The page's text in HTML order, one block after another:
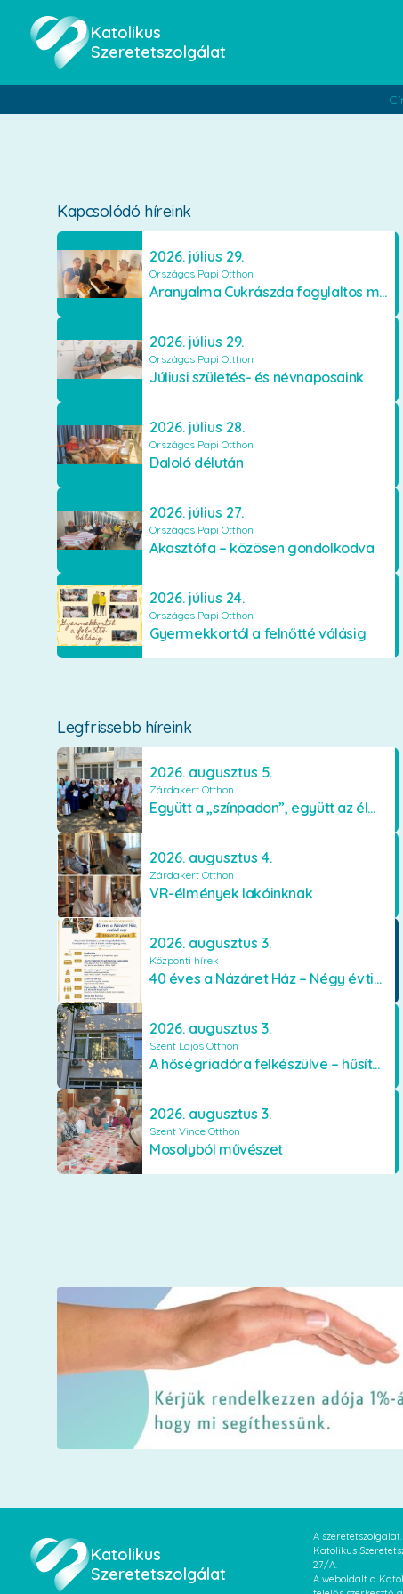
Katolikus
Szeretetszolgálat
Kapcsolódó híreink
2026. július 29.
Országos Papi Otthon
Aranyalma Cukrászda fagylaltos meglepetés
2026. július 29.
Országos Papi Otthon
Júliusi születés- és névnaposaink
2026. július 28.
Országos Papi Otthon
Daloló délután
2026. július 27.
Országos Papi Otthon
Akasztófa – közösen gondolkodva
2026. július 24.
Országos Papi Otthon
Gyermekkortól a felnőtté válásig
Legfrissebb híreink
2026. augusztus 5.
Zárdakert Otthon
Együtt a „színpadon”, együtt az élményekért 🎭✨
2026. augusztus 4.
Zárdakert Otthon
VR-élmények lakóinknak
2026. augusztus 3.
Központi hírek
40 éves a Názáret Ház – Négy évtized szeretetben és gondoskodásban
2026. augusztus 3.
Szent Lajos Otthon
A hőségriadóra felkészülve – hűsítő fejlesztések a Szent Lajos Otthonban
2026. augusztus 3.
Szent Vince Otthon
Mosolyból művészet
Katolikus
Szeretetszolgálat
A
Katolikus
27/A.
A weboldalt a